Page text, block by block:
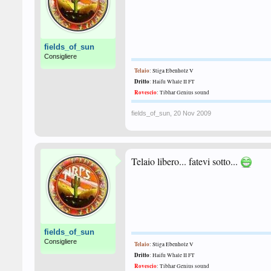
fields_of_sun
Consigliere
Telaio: Stiga Ebenholz V
Dritto: Haifu Whale II FT
Rovescio: Tibhar Genius sound
fields_of_sun 20 Nov 2009
fields_of_sun
Consigliere
Telaio libero... fatevi sotto...
Telaio: Stiga Ebenholz V
Dritto: Haifu Whale II FT
Rovescio: Tibhar Genius sound